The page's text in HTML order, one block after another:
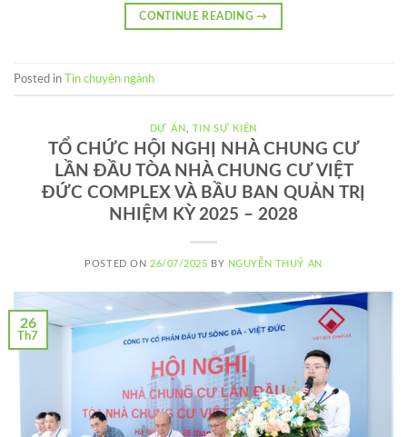
CONTINUE READING→
Posted in Tin chuyên ngành
DỰ ÁN, TIN SỰ KIỆN
TỔ CHỨC HỘI NGHỊ NHÀ CHUNG CƯ
LẦN ĐẦU TÒA NHÀ CHUNG CƯ VIỆT
ĐỨC COMPLEX VÀ BẦU BAN QUẢN TRỊ
NHIỆM KỲ 2025 – 2028
POSTED ON 26/07/2025 BY NGUYỄN THUÝ AN
26
Th7